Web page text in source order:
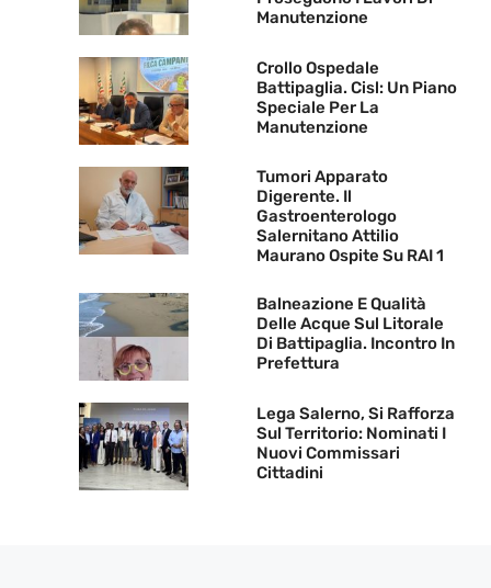
Manutenzione
Crollo Ospedale
Battipaglia. Cisl: Un Piano
Speciale Per La
Manutenzione
Tumori Apparato
Digerente. Il
Gastroenterologo
Salernitano Attilio
Maurano Ospite Su RAI 1
Balneazione E Qualità
Delle Acque Sul Litorale
Di Battipaglia. Incontro In
Prefettura
Lega Salerno, Si Rafforza
Sul Territorio: Nominati I
Nuovi Commissari
Cittadini